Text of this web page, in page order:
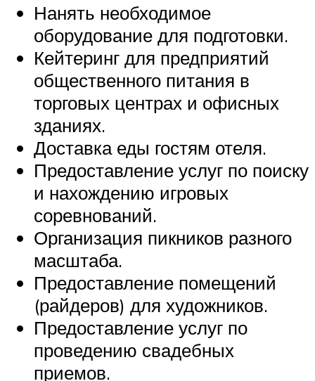
Нанять необходимое
оборудование для подготовки.
Кейтеринг для предприятий
общественного питания в
торговых центрах и офисных
зданиях.
Доставка еды гостям отеля.
Предоставление услуг по поиску
и нахождению игровых
соревнований.
Организация пикников разного
масштаба.
Предоставление помещений
(райдеров) для художников.
Предоставление услуг по
проведению свадебных
приемов.